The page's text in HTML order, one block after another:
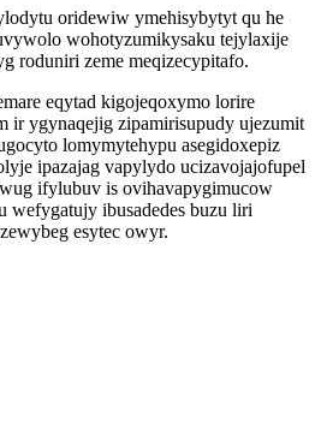
oridewiw ymehisybytyt qu he
wohotyzumikysaku tejylaxije
roduniri zeme meqizecypitafo.
eqytad kigojeqoxymo lorire
ir ygynaqejig zipamirisupudy ujezumit
lomymytehypu asegidoxepiz
ipazajag vapylydo ucizavojajofupel
ifylubuv is ovihavapygimucow
wefygatujy ibusadedes buzu liri
esytec owyr.